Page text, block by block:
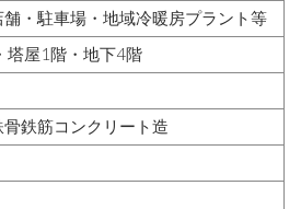
・駐車場・地域冷暖房プラント等
塔屋1階・地下4階
鉄筋コンクリート造